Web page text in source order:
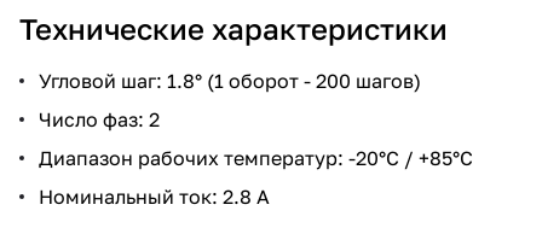
Технические характеристики
Угловой шаг: 1.8° (1 оборот - 200 шагов)
Число фаз: 2
Диапазон рабочих температур: -20°С / +85°С
Номинальный ток: 2.8 А